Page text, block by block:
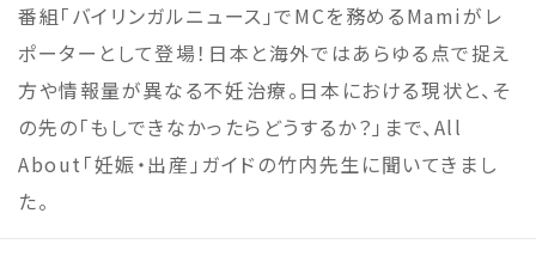
番組「バイリンガルニュース」でMCを務めるMamiがレ
ポーターとして登場！日本と海外ではあらゆる点で捉え
方や情報量が異なる不妊治療。日本における現状と、そ
の先の「もしできなかったらどうするか？」まで、All
About「妊娠・出産」ガイドの竹内先生に聞いてきまし
た。